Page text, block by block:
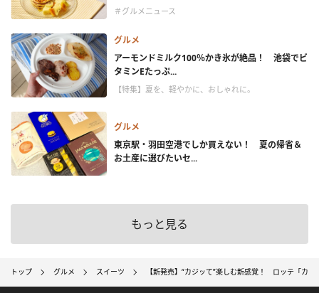
＃グルメニュース
グルメ
アーモンドミルク100％かき氷が絶品！ 池袋でビ
タミンEたっぷ...
【特集】夏を、軽やかに、おしゃれに。
グルメ
東京駅・羽田空港でしか買えない！ 夏の帰省＆
お土産に選びたいセ...
もっと見る
トップ グルメ スイーツ 【新発売】“カジッて”楽しむ新感覚！ ロッテ「カ